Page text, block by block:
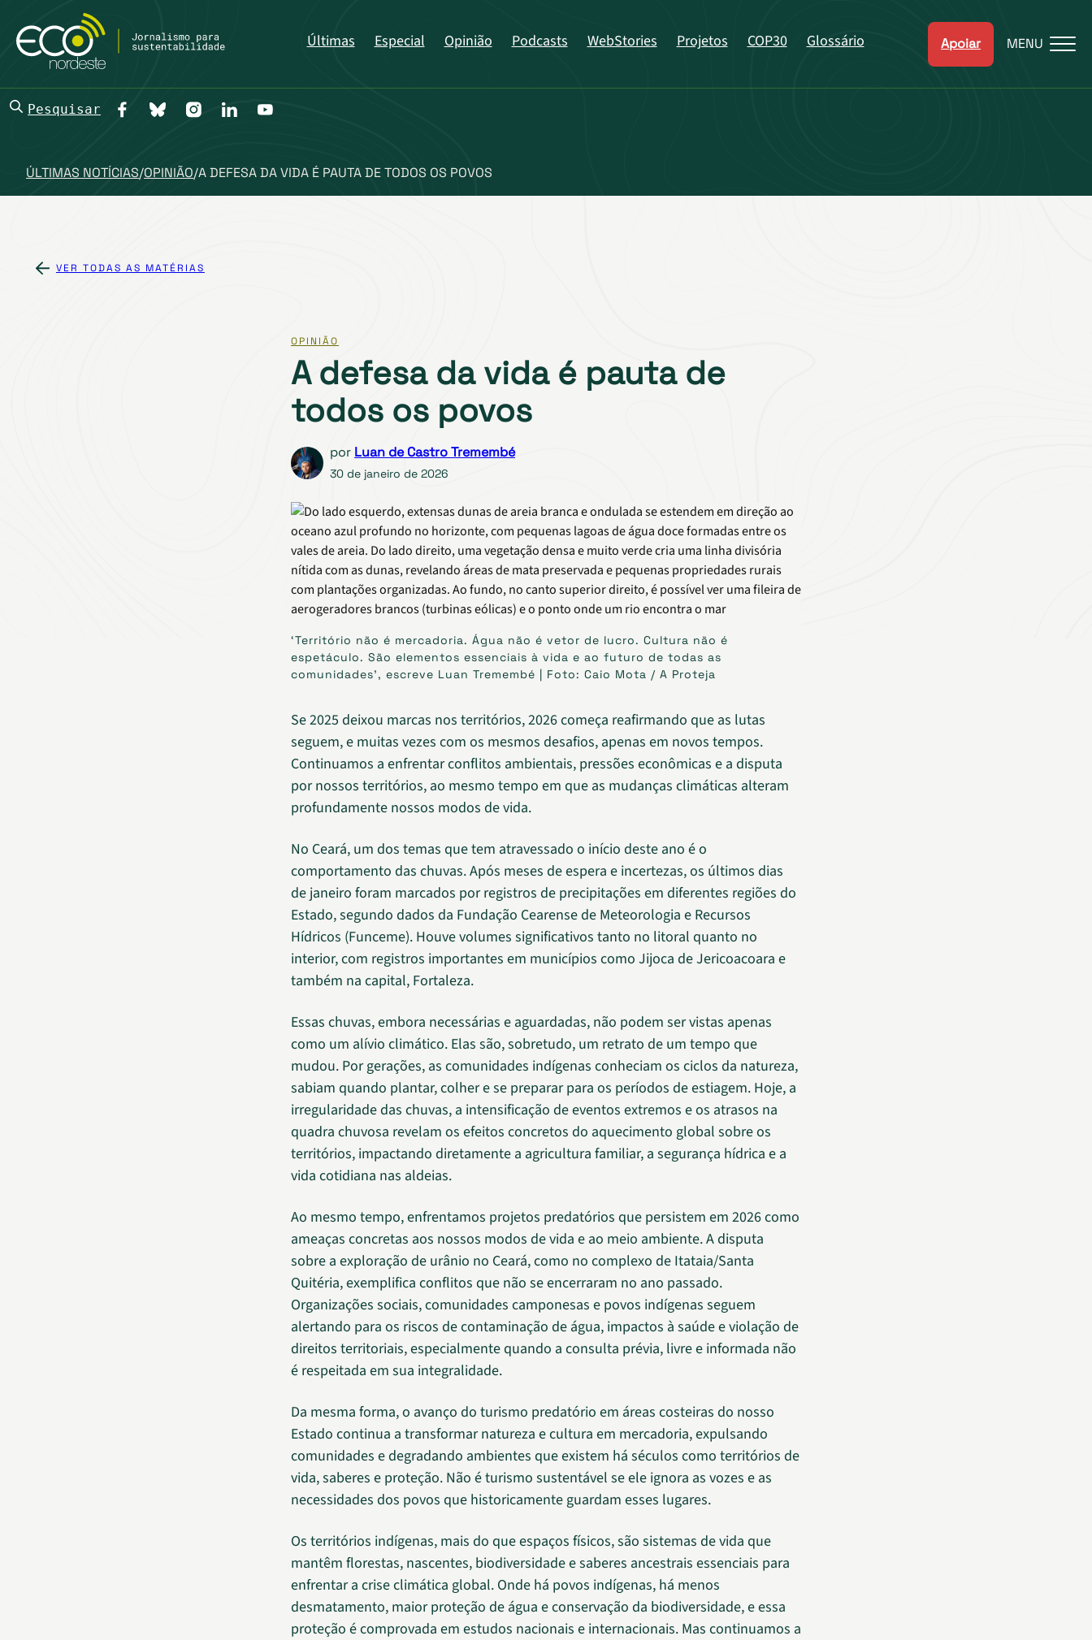
Últimas Especial Opinião Podcasts WebStories Projetos COP30 Glossário Apoiar MENU
Pesquisar
ÚLTIMAS NOTÍCIAS/OPINIÃO/A DEFESA DA VIDA É PAUTA DE TODOS OS POVOS
VER TODAS AS MATÉRIAS
OPINIÃO
A defesa da vida é pauta de
todos os povos
por Luan de Castro Tremembé
30 de janeiro de 2026
‘Território não é mercadoria. Água não é vetor de lucro. Cultura não é
espetáculo. São elementos essenciais à vida e ao futuro de todas as
comunidades’, escreve Luan Tremembé | Foto: Caio Mota / A Proteja
Se 2025 deixou marcas nos territórios, 2026 começa reafirmando que as lutas
seguem, e muitas vezes com os mesmos desafios, apenas em novos tempos.
Continuamos a enfrentar conflitos ambientais, pressões econômicas e a disputa
por nossos territórios, ao mesmo tempo em que as mudanças climáticas alteram
profundamente nossos modos de vida.
No Ceará, um dos temas que tem atravessado o início deste ano é o
comportamento das chuvas. Após meses de espera e incertezas, os últimos dias
de janeiro foram marcados por registros de precipitações em diferentes regiões do
Estado, segundo dados da Fundação Cearense de Meteorologia e Recursos
Hídricos (Funceme). Houve volumes significativos tanto no litoral quanto no
interior, com registros importantes em municípios como Jijoca de Jericoacoara e
também na capital, Fortaleza.
Essas chuvas, embora necessárias e aguardadas, não podem ser vistas apenas
como um alívio climático. Elas são, sobretudo, um retrato de um tempo que
mudou. Por gerações, as comunidades indígenas conheciam os ciclos da natureza,
sabiam quando plantar, colher e se preparar para os períodos de estiagem. Hoje, a
irregularidade das chuvas, a intensificação de eventos extremos e os atrasos na
quadra chuvosa revelam os efeitos concretos do aquecimento global sobre os
territórios, impactando diretamente a agricultura familiar, a segurança hídrica e a
vida cotidiana nas aldeias.
Ao mesmo tempo, enfrentamos projetos predatórios que persistem em 2026 como
ameaças concretas aos nossos modos de vida e ao meio ambiente. A disputa
sobre a exploração de urânio no Ceará, como no complexo de Itataia/Santa
Quitéria, exemplifica conflitos que não se encerraram no ano passado.
Organizações sociais, comunidades camponesas e povos indígenas seguem
alertando para os riscos de contaminação de água, impactos à saúde e violação de
direitos territoriais, especialmente quando a consulta prévia, livre e informada não
é respeitada em sua integralidade.
Da mesma forma, o avanço do turismo predatório em áreas costeiras do nosso
Estado continua a transformar natureza e cultura em mercadoria, expulsando
comunidades e degradando ambientes que existem há séculos como territórios de
vida, saberes e proteção. Não é turismo sustentável se ele ignora as vozes e as
necessidades dos povos que historicamente guardam esses lugares.
Os territórios indígenas, mais do que espaços físicos, são sistemas de vida que
mantêm florestas, nascentes, biodiversidade e saberes ancestrais essenciais para
enfrentar a crise climática global. Onde há povos indígenas, há menos
desmatamento, maior proteção de água e conservação da biodiversidade, e essa
proteção é comprovada em estudos nacionais e internacionais. Mas continuamos a